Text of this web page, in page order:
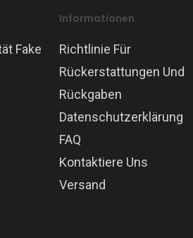
Fake
Informationen
Richtlinie Für
Rückerstattungen Und
Rückgaben
Datenschutzerklärung
FAQ
Kontaktiere Uns
Versand